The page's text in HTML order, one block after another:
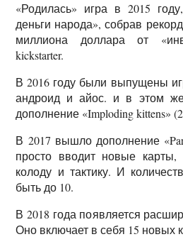
«Родилась» игра в 2015
деньги народа», собрав
миллиона доллара от
kickstarter.
В 2016 году были выпущены
андроид и айос. и в этом
дополнение «Imploding kittens»
В 2017 вышло дополнение
просто вводит новые карты,
колоду и тактику. И
быть до 10.
В 2018 года появляется
Оно включает в себя 15 новых